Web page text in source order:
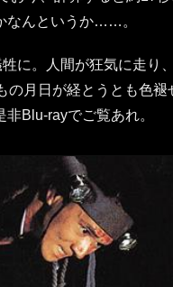
なんというか……。
牲に。人間が狂気に走り
の月日が経とうとも色褪
Blu-rayでご覧あれ。